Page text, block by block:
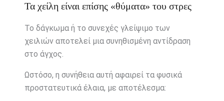
Τα χείλη είναι επίσης «θύματα» του στρες
Το δάγκωμα ή το συνεχές γλείψιμο των
χειλιών αποτελεί μια συνηθισμένη αντίδραση
στο άγχος.
Ωστόσο, η συνήθεια αυτή αφαιρεί τα φυσικά
προστατευτικά έλαια, με αποτέλεσμα: